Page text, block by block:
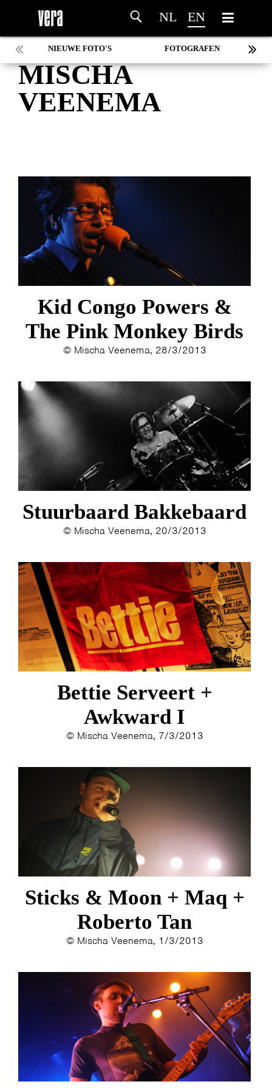
NL EN
NIEUWE FOTO'S FOTOGRAFEN
MARC DE KROSSE
PEER
SASKIA LUDDEN
ERYN BOSMA
ESTHER
ELINE KAMMINGA
KAREN SAAMAN
MISCHA
VEENEMA
Kid Congo Powers &
The Pink Monkey Birds
© Mischa Veenema, 28/3/2013
Stuurbaard Bakkebaard
© Mischa Veenema, 20/3/2013
Bettie Serveert +
Awkward I
© Mischa Veenema, 7/3/2013
Sticks & Moon + Maq +
Roberto Tan
© Mischa Veenema, 1/3/2013